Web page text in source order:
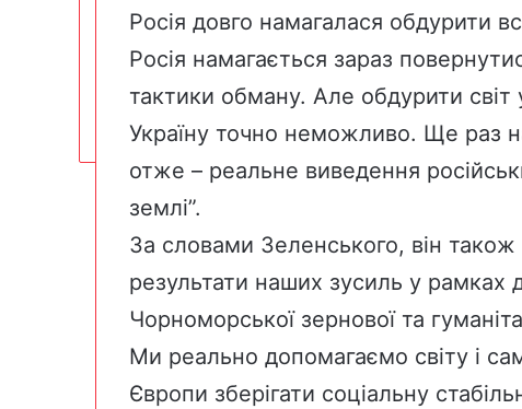
Росія довго намагалася обдурити
Росія намагається зараз
тактики обману. Але обдурити
Україну точно неможливо. Ще раз
отже – реальне виведення
землі”.
За словами Зеленського, він також
результати наших зусиль у рамках
Чорноморської зернової та
Ми реально допомагаємо світу і
Європи зберігати соціальну